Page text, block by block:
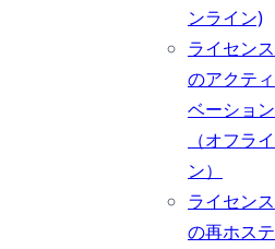
ンライン)
ライセンス
のアクティ
ベーション
（オフライ
ン）
ライセンス
の再ホステ